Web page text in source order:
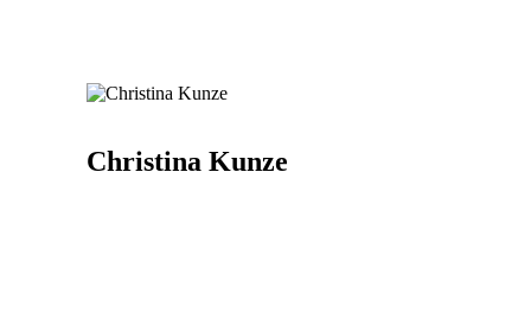
Christina Kunze